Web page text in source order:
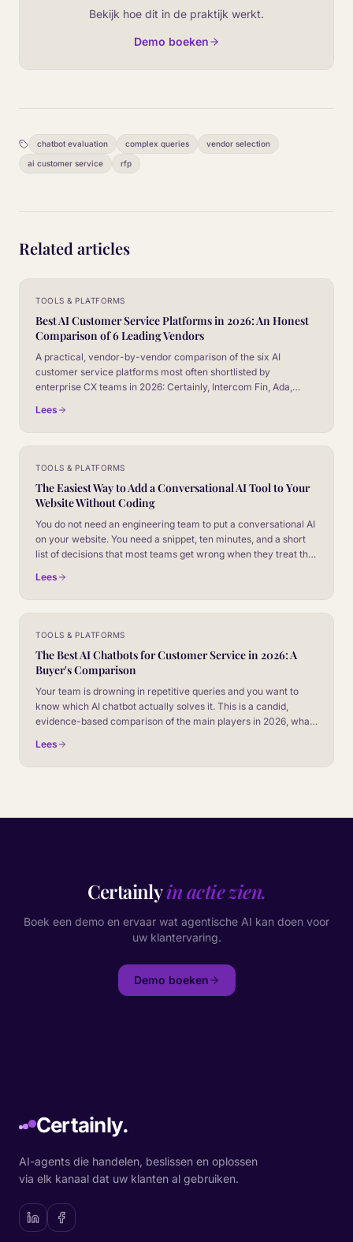
Bekijk hoe dit in de praktijk werkt.
Demo boeken
chatbot evaluation complex queries vendor selection
ai customer service rfp
Related articles
TOOLS & PLATFORMS
Best AI Customer Service Platforms in 2026: An Honest
Comparison of 6 Leading Vendors
A practical, vendor-by-vendor comparison of the six AI
customer service platforms most often shortlisted by
enterprise CX teams in 2026: Certainly, Intercom Fin, Ada,
marketing fluff, no fake winner.
Lees
TOOLS & PLATFORMS
The Easiest Way to Add a Conversational AI Tool to Your
Website Without Coding
You do not need an engineering team to put a conversational AI
on your website. You need a snippet, ten minutes, and a short
list of decisions that most teams get wrong when they treat this
Lees
TOOLS & PLATFORMS
The Best AI Chatbots for Customer Service in 2026: A
Buyer's Comparison
Your team is drowning in repetitive queries and you want to
know which AI chatbot actually solves it. This is a candid,
evidence-based comparison of the main players in 2026, what
getting sold a demo.
Lees
Certainlyin actie zien.
Boek een demo en ervaar wat agentische AI kan doen voor
uw klantervaring.
Demo boeken
Certainly.
AI-agents die handelen, beslissen en oplossen
via elk kanaal dat uw klanten al gebruiken.